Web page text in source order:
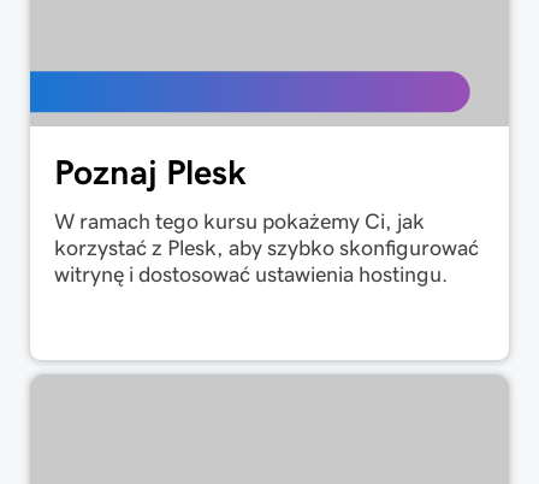
Poznaj Plesk
W ramach tego kursu pokażemy Ci, jak
korzystać z Plesk, aby szybko skonfigurować
witrynę i dostosować ustawienia hostingu.